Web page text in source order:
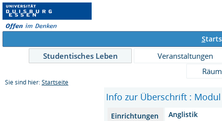
S
Studentisches Leben
Veranstaltungen
Sie sind hier: Startseite
Info zur Überschrift :
Einrichtungen Anglistik